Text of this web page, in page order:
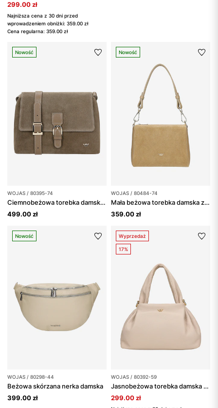
299.00 zł
Najniższa cena z 30 dni przed
wprowadzeniem obniżki: 359.00 zł
Cena regularna: 359.00 zł
Nowość
WOJAS / 80395-74
Ciemnobeżowa torebka damska z łączonych skór
499.00 zł
Nowość
WOJAS / 80484-74
Mała beżowa torebka damska z połączenia dwoiny i skóry licowej
359.00 zł
Nowość
WOJAS / 80298-44
Beżowa skórzana nerka damska
399.00 zł
Wyprzedaż
17%
WOJAS / 80392-59
Jasnobeżowa torebka damska ze skóry licowej
299.00 zł